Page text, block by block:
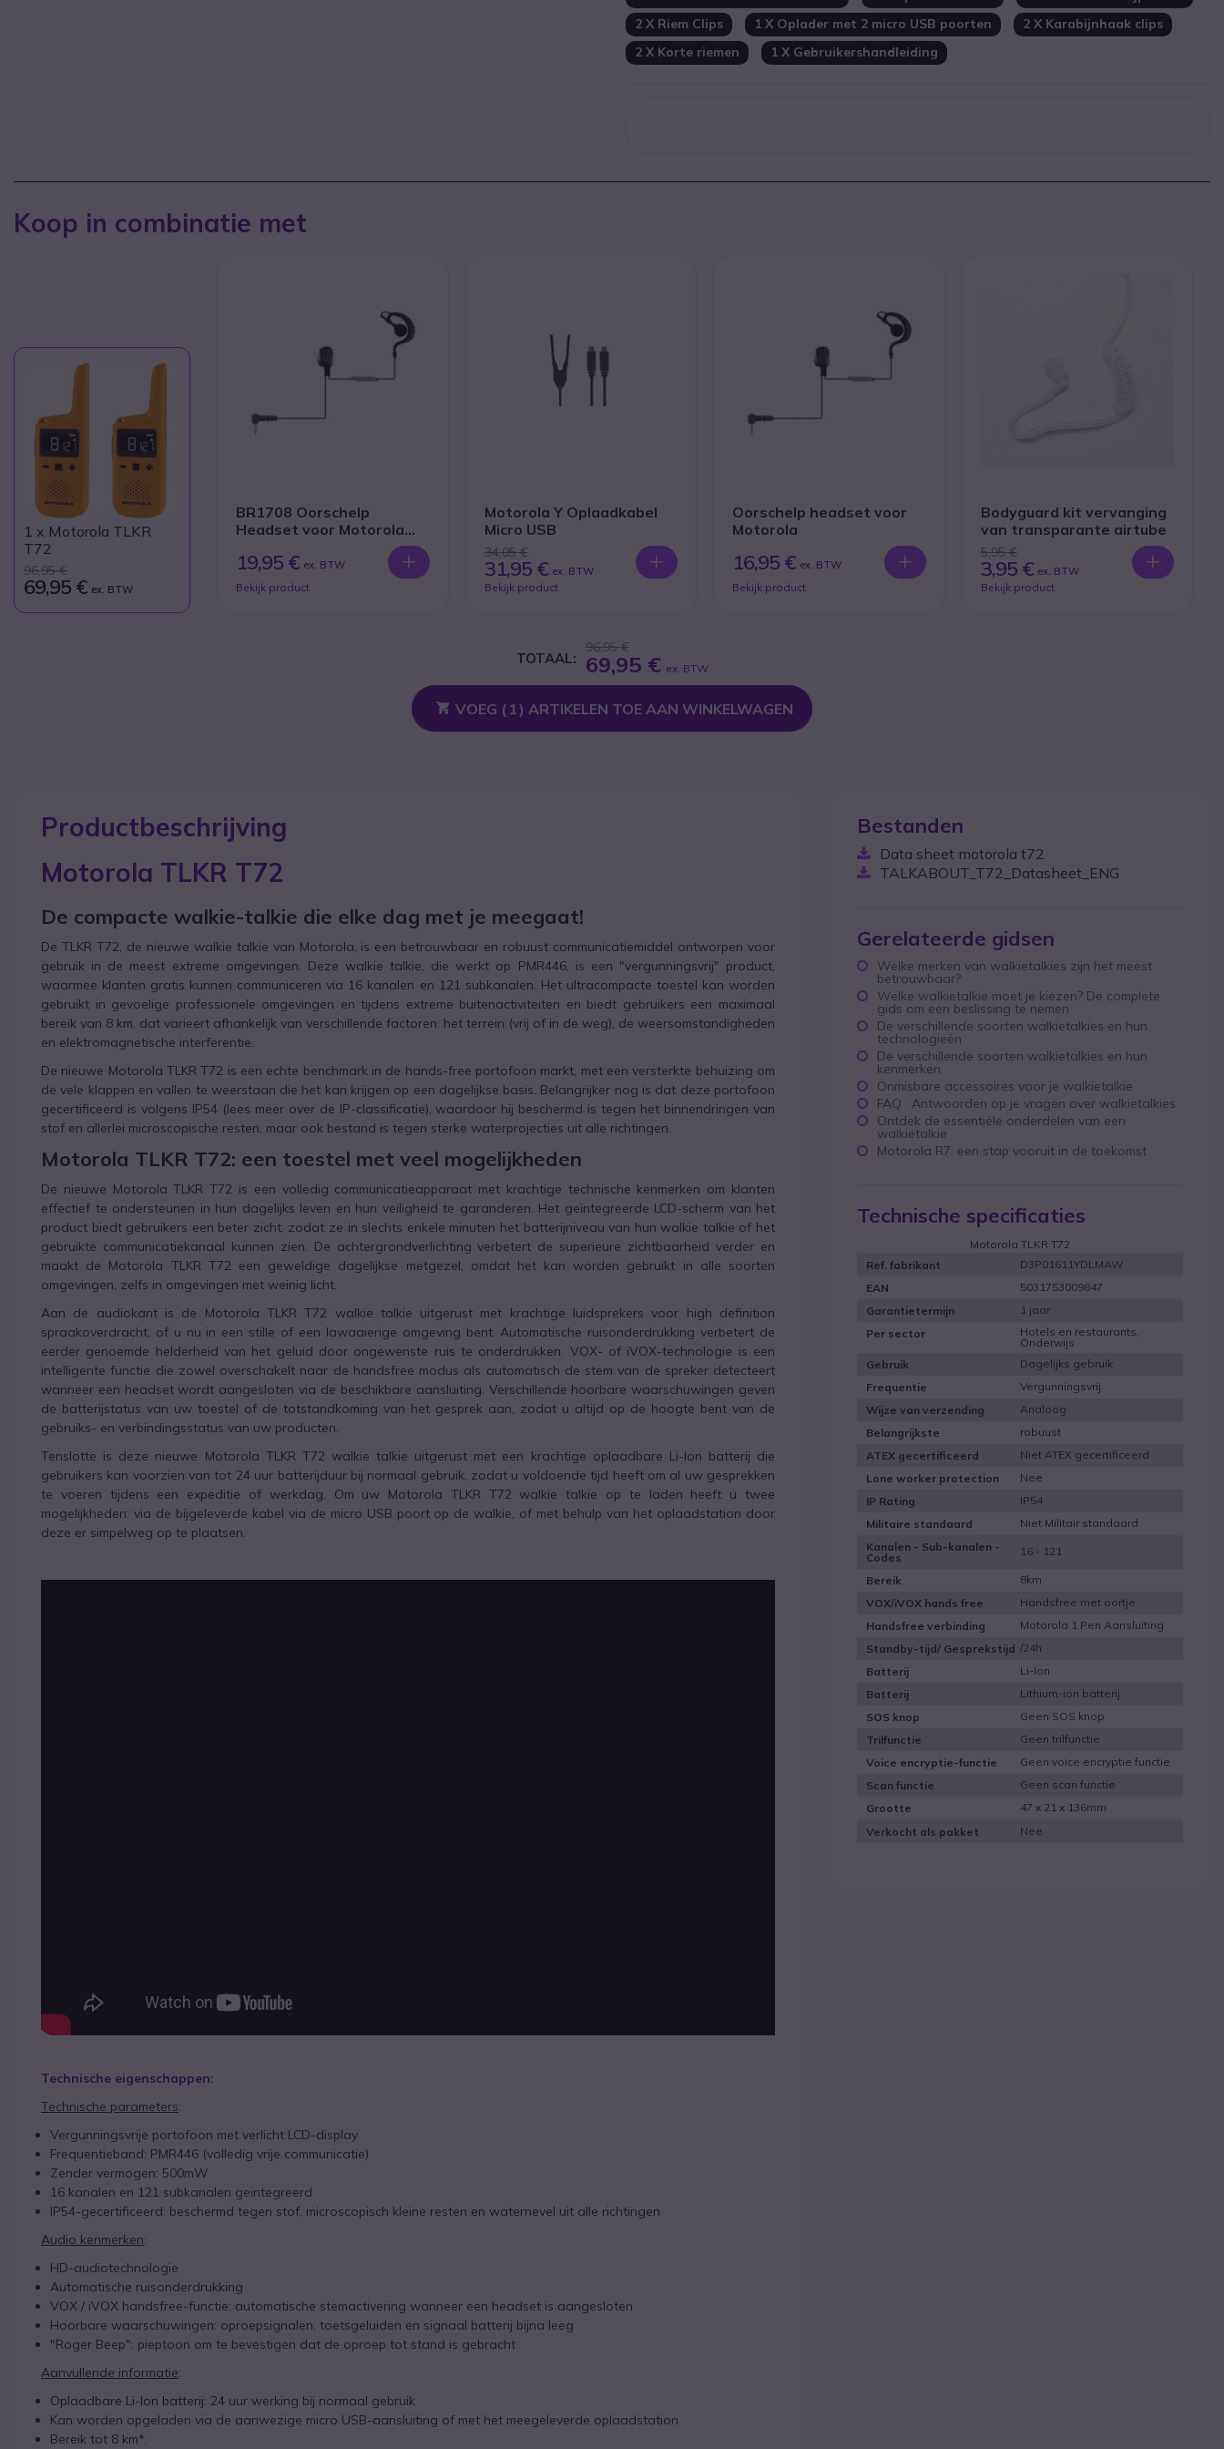
2 X Riem Clips
1 X Oplader met 2 micro USB poorten
2 X Karabijnhaak clips
2 X Korte riemen
1 X Gebruikershandleiding
Koop in combinatie met
1 x Motorola TLKR
T72
96,95 €
69,95 € ex. BTW
BR1708 Oorschelp
Headset voor Motorola
19,95 € ex. BTW
Bekijk product
Motorola Y Oplaadkabel
Micro USB
34,05 €
31,95 € ex. BTW
Bekijk product
Oorschelp headset voor
Motorola
16,95 € ex. BTW
Bekijk product
Bodyguard kit vervanging
van transparante airtube
5,95 €
3,95 € ex. BTW
Bekijk product
TOTAAL:
96,95 €
69,95 € ex. BTW
VOEG ( 1) ARTIKELEN TOE AAN WINKELWAGEN
Productbeschrijving
Motorola TLKR T72
De compacte walkie-talkie die elke dag met je meegaat!
De TLKR T72, de nieuwe walkie talkie van Motorola, is een betrouwbaar en robuust communicatiemiddel ontworpen voor
gebruik in de meest extreme omgevingen. Deze walkie talkie, die werkt op PMR446, is een "vergunningsvrij" product,
waarmee klanten gratis kunnen communiceren via 16 kanalen en 121 subkanalen. Het ultracompacte toestel kan worden
gebruikt in gevoelige professionele omgevingen en tijdens extreme buitenactiviteiten en biedt gebruikers een maximaal
bereik van 8 km, dat varieert afhankelijk van verschillende factoren: het terrein (vrij of in de weg), de weersomstandigheden
en elektromagnetische interferentie.
De nieuwe Motorola TLKR T72 is een echte benchmark in de hands-free portofoon markt, met een versterkte behuizing om
de vele klappen en vallen te weerstaan die het kan krijgen op een dagelijkse basis. Belangrijker nog is dat deze portofoon
gecertificeerd is volgens IP54 (lees meer over de IP-classificatie), waardoor hij beschermd is tegen het binnendringen van
stof en allerlei microscopische resten, maar ook bestand is tegen sterke waterprojecties uit alle richtingen.
Motorola TLKR T72: een toestel met veel mogelijkheden
De nieuwe Motorola TLKR T72 is een volledig communicatieapparaat met krachtige technische kenmerken om klanten
effectief te ondersteunen in hun dagelijks leven en hun veiligheid te garanderen. Het geïntegreerde LCD-scherm van het
product biedt gebruikers een beter zicht, zodat ze in slechts enkele minuten het batterijniveau van hun walkie talkie of het
gebruikte communicatiekanaal kunnen zien. De achtergrondverlichting verbetert de superieure zichtbaarheid verder en
maakt de Motorola TLKR T72 een geweldige dagelijkse metgezel, omdat het kan worden gebruikt in alle soorten
omgevingen, zelfs in omgevingen met weinig licht.
Aan de audiokant is de Motorola TLKR T72 walkie talkie uitgerust met krachtige luidsprekers voor high definition
spraakoverdracht, of u nu in een stille of een lawaaierige omgeving bent. Automatische ruisonderdrukking verbetert de
eerder genoemde helderheid van het geluid door ongewenste ruis te onderdrukken. VOX- of iVOX-technologie is een
intelligente functie die zowel overschakelt naar de handsfree modus als automatisch de stem van de spreker detecteert
wanneer een headset wordt aangesloten via de beschikbare aansluiting. Verschillende hoorbare waarschuwingen geven
de batterijstatus van uw toestel of de totstandkoming van het gesprek aan, zodat u altijd op de hoogte bent van de
gebruiks- en verbindingsstatus van uw producten.
Tenslotte is deze nieuwe Motorola TLKR T72 walkie talkie uitgerust met een krachtige oplaadbare Li-Ion batterij die
gebruikers kan voorzien van tot 24 uur batterijduur bij normaal gebruik, zodat u voldoende tijd heeft om al uw gesprekken
te voeren tijdens een expeditie of werkdag. Om uw Motorola TLKR T72 walkie talkie op te laden heeft u twee
mogelijkheden: via de bijgeleverde kabel via de micro USB poort op de walkie, of met behulp van het oplaadstation door
deze er simpelweg op te plaatsen.
Technische eigenschappen:
Technische parameters:
Vergunningsvrije portofoon met verlicht LCD-display
Frequentieband: PMR446 (volledig vrije communicatie)
Zender vermogen: 500mW
16 kanalen en 121 subkanalen geïntegreerd
IP54-gecertificeerd: beschermd tegen stof, microscopisch kleine resten en waternevel uit alle richtingen
Audio kenmerken:
HD-audiotechnologie
Automatische ruisonderdrukking
VOX / iVOX handsfree-functie: automatische stemactivering wanneer een headset is aangesloten
Hoorbare waarschuwingen: oproepsignalen; toetsgeluiden en signaal batterij bijna leeg
"Roger Beep": pieptoon om te bevestigen dat de oproep tot stand is gebracht
Aanvullende informatie:
Oplaadbare Li-Ion batterij: 24 uur werking bij normaal gebruik
Kan worden opgeladen via de aanwezige micro USB-aansluiting of met het meegeleverde oplaadstation
Bereik tot 8 km*.
Bestanden
Data sheet motorola t72
TALKABOUT_T72_Datasheet_ENG
Gerelateerde gidsen
Welke merken van walkietalkies zijn het meest
betrouwbaar?
Welke walkietalkie moet je kiezen? De complete
gids om een beslissing te nemen
De verschillende soorten walkietalkies en hun
technologieën
De verschillende soorten walkietalkies en hun
kenmerken
Onmisbare accessoires voor je walkietalkie
FAQ : Antwoorden op je vragen over walkietalkies
Ontdek de essentiële onderdelen van een
walkietalkie
Motorola R7: een stap vooruit in de toekomst
Technische specificaties
Motorola TLKR T72
Ref. fabrikant
D3P01611YDLMAW
EAN
5031753009847
Garantietermijn
1 jaar
Per sector
Hotels en restaurants,
Onderwijs
Gebruik
Dagelijks gebruik
Frequentie
Vergunningsvrij
Wijze van verzending
Analoog
Belangrijkste
robuust
ATEX gecertificeerd
Niet ATEX gecertificeerd
Lone worker protection
Nee
IP Rating
IP54
Militaire standaard
Niet Militair standaard
Kanalen - Sub-kanalen -
Codes
16 - 121
Bereik
8km
VOX/iVOX hands free
Handsfree met oortje
Handsfree verbinding
Motorola 1 Pen Aansluiting
Standby-tijd/ Gesprekstijd /24h
Batterij
Li-Ion
Batterij
Lithium-ion batterij
SOS knop
Geen SOS knop
Trilfunctie
Geen trilfunctie
Voice encryptie-functie
Geen voice encryptie functie
Scan functie
Geen scan functie
Grootte
47 x 21 x 136mm
Verkocht als pakket
Nee